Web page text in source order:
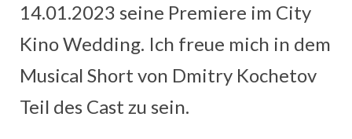
14.01.2023 seine Premiere im City
Kino Wedding. Ich freue mich in dem
Musical Short von Dmitry Kochetov
Teil des Cast zu sein.